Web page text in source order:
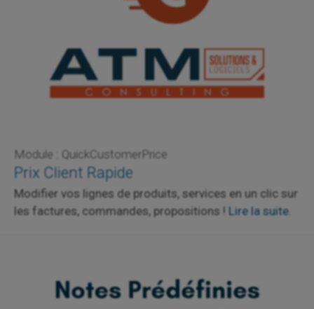
Module : QuickCustomerPrice
Prix Client Rapide
Modifier vos lignes de produits, services en un clic sur
les factures, commandes, propositions ! Lire la suite.